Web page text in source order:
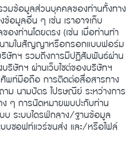
วมข้อมูลส่วนบุคคลของท่านทั้งทาง
อมูลอื่น ๆ เช่น เราอาจเก็บ
งท่านโดยตรง (เช่น เมื่อท่านทำ
ามในสัญญาหรือกรอกแบบฟอร์ม
ษัทฯ รวมถึงการมีปฎิสัมพันธ์ผ่าน
ษัทฯ ผ่านเว็บไซต์ของบริษัทฯ
พท์มือถือ การติดต่อสื่อสารทาง
ม นามบัตร ไปรษณีย์ ระหว่างการ
ง ๆ การนัดหมายพบปะกับท่าน
บ ระบบไดรฟ์กลาง/ฐานข้อมูล
บซอฟท์แวร์ขนส่ง และ/หรือไฟล์